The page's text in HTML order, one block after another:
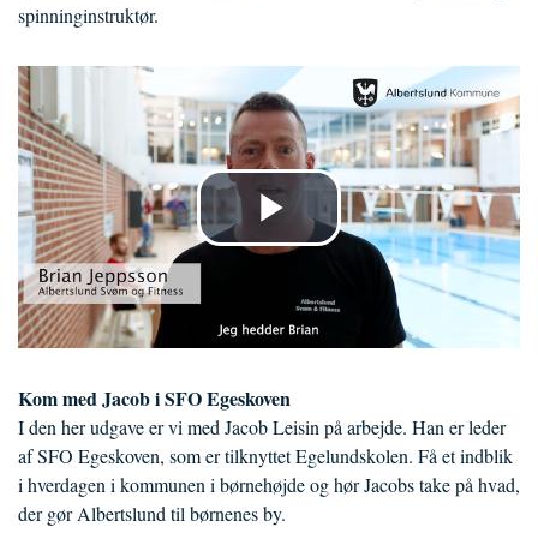
spinninginstruktør.
Kom med Jacob i SFO Egeskoven
I den her udgave er vi med Jacob Leisin på arbejde. Han er leder
af SFO Egeskoven, som er tilknyttet Egelundskolen. Få et indblik
i hverdagen i kommunen i børnehøjde og hør Jacobs take på hvad,
der gør Albertslund til børnenes by.